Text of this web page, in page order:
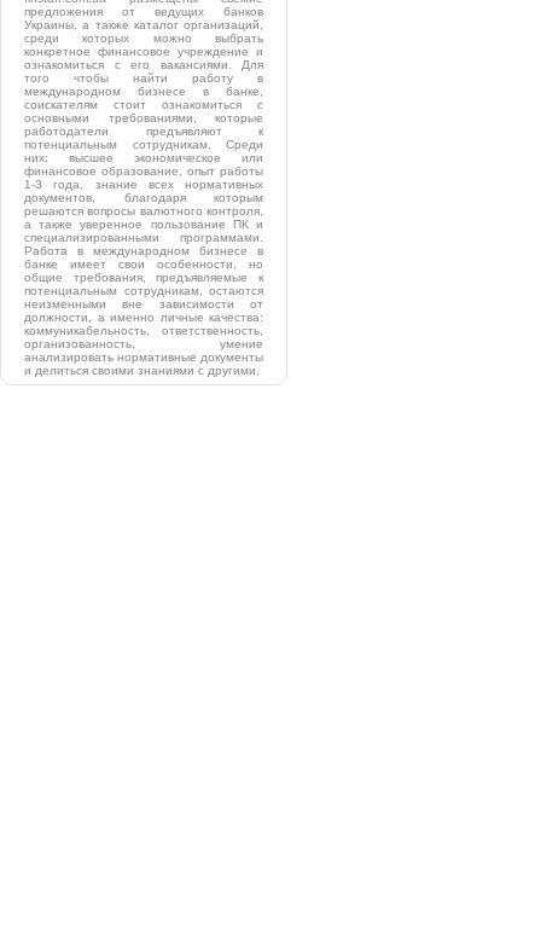
предложения от ведущих банков
Украины, а также каталог организаций,
среди которых можно выбрать
конкретное финансовое учреждение и
ознакомиться с его вакансиями. Для
того чтобы найти работу в
международном бизнесе в банке,
соискателям стоит ознакомиться с
основными требованиями, которые
работодатели предъявляют к
потенциальным сотрудникам. Среди
них: высшее экономическое или
финансовое образование, опыт работы
1-3 года, знание всех нормативных
документов, благодаря которым
решаются вопросы валютного контроля,
а также уверенное пользование ПК и
специализированными программами.
Работа в международном бизнесе в
банке имеет свои особенности, но
общие требования, предъявляемые к
потенциальным сотрудникам, остаются
неизменными вне зависимости от
должности, а именно личные качества:
коммуникабельность, ответственность,
организованность, умение
анализировать нормативные документы
и делиться своими знаниями с другими.